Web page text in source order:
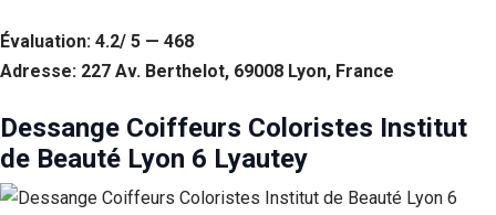
Évaluation: 4.2/ 5 — 468
Adresse: 227 Av. Berthelot, 69008 Lyon, France
Dessange Coiffeurs Coloristes Institut
de Beauté Lyon 6 Lyautey